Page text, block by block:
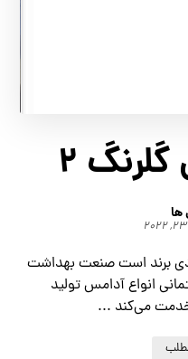
2
ها
برند است صنعت بهداشت
انواع آدامس توليد
مي‌کند ...